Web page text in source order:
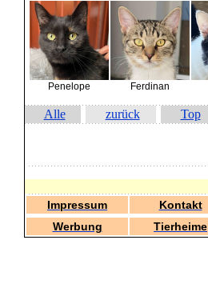
Penelope Ferdinan
Alle zurück Top
Impressum Kontakt
Werbung
Tierheime